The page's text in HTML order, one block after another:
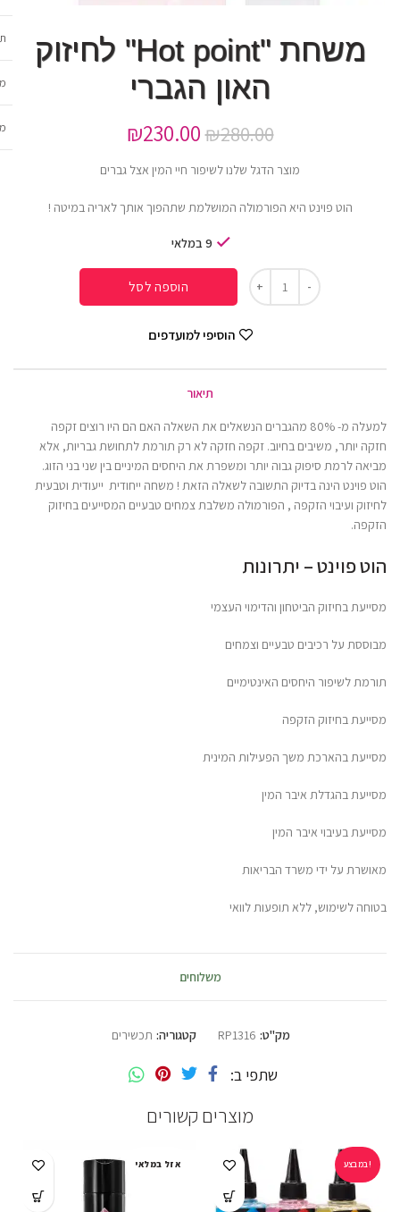
משחת "Hot point" לחיזוק
האון הגברי
₪280.00
₪230.00
מוצר הדגל שלנו לשיפור חיי המין אצל גברים
הוט פוינט היא הפורמולה המושלמת שתהפוך אותך לאריה במיטה !
9 במלאי
הוספה לסל
הוסיפי למועדפים
תיאור
למעלה מ- 80% מהגברים הנשאלים את השאלה האם הם היו רוצים זקפה
חזקה יותר, משיבים בחיוב. זקפה חזקה לא רק תורמת לתחושת גבריות, אלא
מביאה לרמת סיפוק גבוה יותר ומשפרת את היחסים המיניים בין שני בני הזוג.
הוט פוינט הינה בדיוק התשובה לשאלה הזאת ! משחה ייחודית ייעודית וטבעית
לחיזוק ועיבוי הזקפה , הפורמולה משלבת צמחים טבעיים המסייעים בחיזוק
הזקפה.
הוט פוינט – יתרונות
מסייעת בחיזוק הביטחון והדימוי העצמי
מבוססת על רכיבים טבעיים וצמחים
תורמת לשיפור היחסים האינטימיים
מסייעת בחיזוק הזקפה
מסייעת בהארכת משך הפעילות המינית
מסייעת בהגדלת איבר המין
מסייעת בעיבוי איבר המין
מאושרת על ידי משרד הבריאות
בטוחה לשימוש, ללא תופעות לוואי
משלוחים
מק"ט: RP1316 קטגוריה: תכשירים
שתפי ב
מוצרים קשורים
במבצע! אזל במלאי